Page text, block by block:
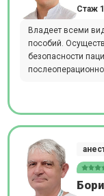
Стаж
Владеет всеми
пособий.
безопасности